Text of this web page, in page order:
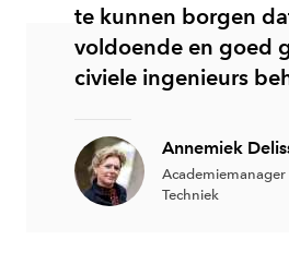
te kunnen borgen
voldoende en goed
civiele ingenieurs
Annemiek
Academiemanager
Techniek